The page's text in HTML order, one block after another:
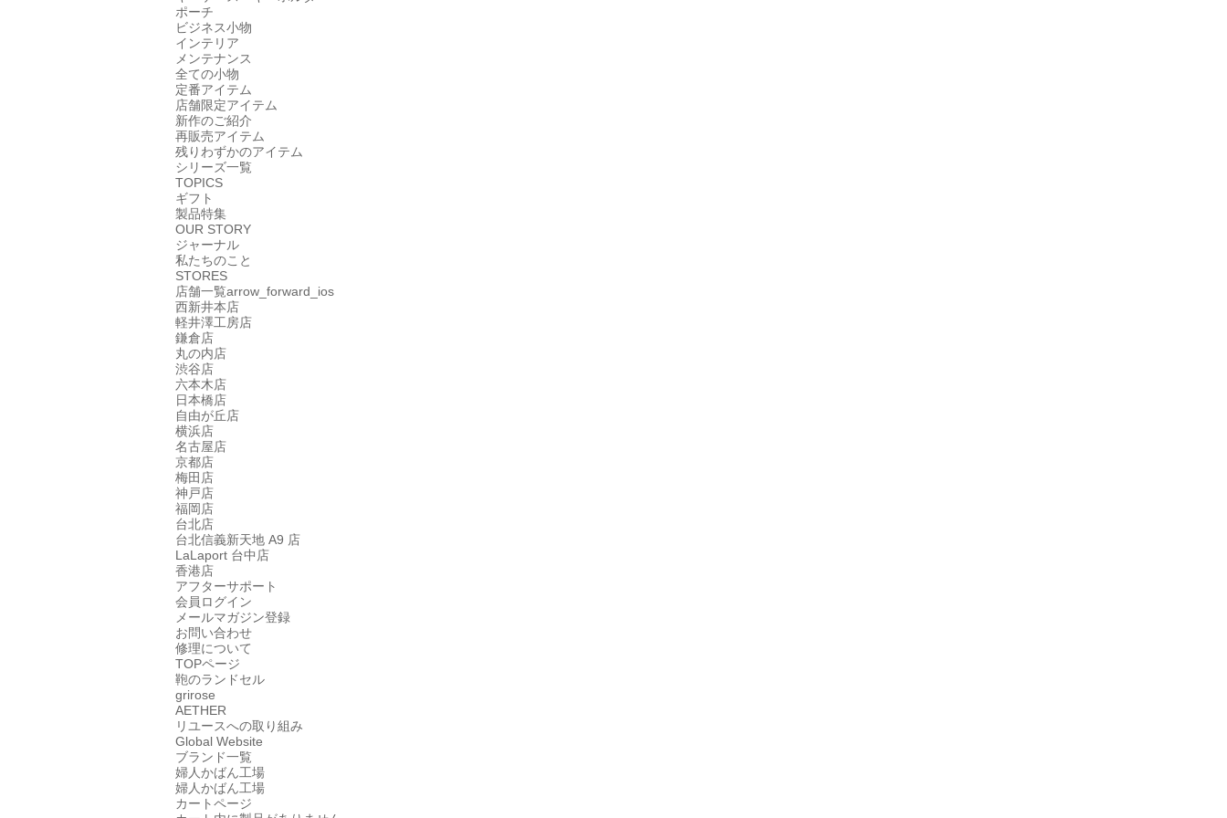
ポーチ
ビジネス小物
インテリア
メンテナンス
全ての小物
定番アイテム
店舗限定アイテム
新作のご紹介
再販売アイテム
残りわずかのアイテム
シリーズ一覧
TOPICS
ギフト
製品特集
OUR STORY
ジャーナル
私たちのこと
STORES
店舗一覧arrow_forward_ios
西新井本店
軽井澤工房店
鎌倉店
丸の内店
渋谷店
六本木店
日本橋店
自由が丘店
横浜店
名古屋店
京都店
梅田店
神戸店
福岡店
台北店
台北信義新天地 A9 店
LaLaport 台中店
香港店
アフターサポート
会員ログイン
メールマガジン登録
お問い合わせ
修理について
TOPページ
鞄のランドセル
grirose
AETHER
リユースへの取り組み
Global Website
ブランド一覧
婦人かばん工場
婦人かばん工場
カートページ